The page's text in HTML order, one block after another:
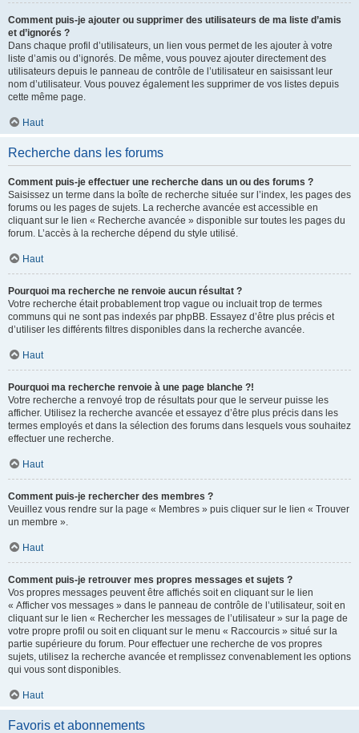
Comment puis-je ajouter ou supprimer des utilisateurs de ma liste d’amis
et d’ignorés ?
Dans chaque profil d’utilisateurs, un lien vous permet de les ajouter à votre
liste d’amis ou d’ignorés. De même, vous pouvez ajouter directement des
utilisateurs depuis le panneau de contrôle de l’utilisateur en saisissant leur
nom d’utilisateur. Vous pouvez également les supprimer de vos listes depuis
cette même page.
Haut
Recherche dans les forums
Comment puis-je effectuer une recherche dans un ou des forums ?
Saisissez un terme dans la boîte de recherche située sur l’index, les pages des
forums ou les pages de sujets. La recherche avancée est accessible en
cliquant sur le lien « Recherche avancée » disponible sur toutes les pages du
forum. L’accès à la recherche dépend du style utilisé.
Haut
Pourquoi ma recherche ne renvoie aucun résultat ?
Votre recherche était probablement trop vague ou incluait trop de termes
communs qui ne sont pas indexés par phpBB. Essayez d’être plus précis et
d’utiliser les différents filtres disponibles dans la recherche avancée.
Haut
Pourquoi ma recherche renvoie à une page blanche ?!
Votre recherche a renvoyé trop de résultats pour que le serveur puisse les
afficher. Utilisez la recherche avancée et essayez d’être plus précis dans les
termes employés et dans la sélection des forums dans lesquels vous souhaitez
effectuer une recherche.
Haut
Comment puis-je rechercher des membres ?
Veuillez vous rendre sur la page « Membres » puis cliquer sur le lien « Trouver
un membre ».
Haut
Comment puis-je retrouver mes propres messages et sujets ?
Vos propres messages peuvent être affichés soit en cliquant sur le lien
« Afficher vos messages » dans le panneau de contrôle de l’utilisateur, soit en
cliquant sur le lien « Rechercher les messages de l’utilisateur » sur la page de
votre propre profil ou soit en cliquant sur le menu « Raccourcis » situé sur la
partie supérieure du forum. Pour effectuer une recherche de vos propres
sujets, utilisez la recherche avancée et remplissez convenablement les options
qui vous sont disponibles.
Haut
Favoris et abonnements